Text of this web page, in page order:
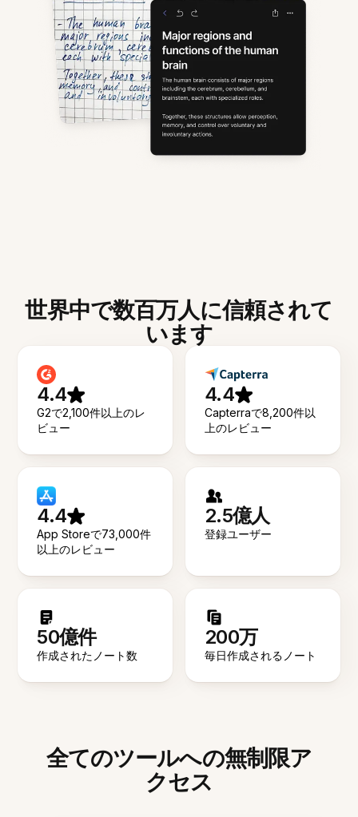
世界中で数百万人に信頼されて
います
4.4
G2で2,100件以上のレ
ビュー
4.4
Capterraで8,200件以
上のレビュー
4.4
App Storeで73,000件
以上のレビュー
2.5億人
登録ユーザー
50億件
作成されたノート数
200万
毎日作成されるノート
全てのツールへの無制限ア
クセス